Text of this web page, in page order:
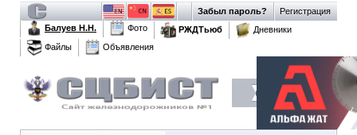
Регистрация
Забыл пароль?
Балуев Н.Н.
Фото РЖДТьюб
Дневники
Файлы
Объявления